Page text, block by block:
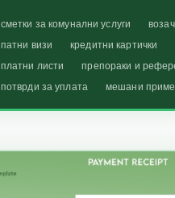
сметки за комунални услуги
патни визи
кредитни картички
платни листи
препораки и
потврди за уплата
мешани